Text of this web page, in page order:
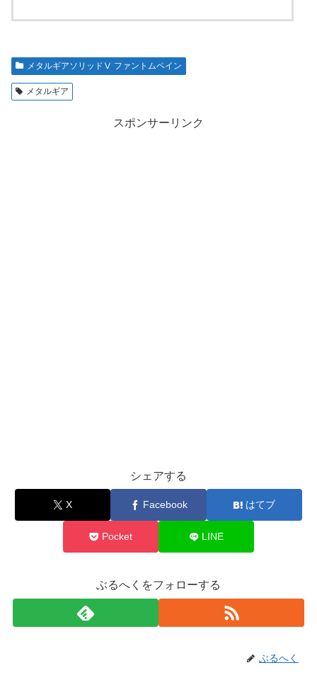
メタルギアソリッドⅤ ファントムペイン
メタルギア
スポンサーリンク
シェアする
X Facebook はてブ
Pocket LINE
ぶるへくをフォローする
ぶるへく